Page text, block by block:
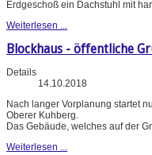
Erdgeschoß ein Dachstuhl mit
Weiterlesen ...
Blockhaus - öffentliche
Details
14.10.2018
Nach langer Vorplanung startet
Oberer Kuhberg.
Das Gebäude, welches auf der
Weiterlesen ...